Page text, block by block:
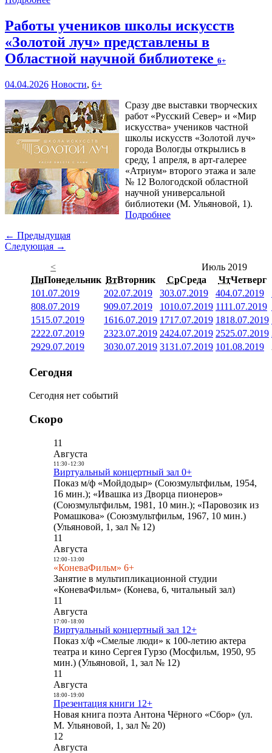
Работы учеников школы искусств
«Золотой луч» представлены в
Областной научной библиотеке 6+
04.04.2026 Новости, 6+
Сразу две выставки творческих
работ «Русский Север» и «Мир
искусства» учеников частной
школы искусств «Золотой луч»
города Вологды открылись в
среду, 1 апреля, в арт-галерее
«Атриум» второго этажа и зале
№ 12 Вологодской областной
научной универсальной
библиотеки (М. Ульяновой, 1).
Подробнее
← Предыдущая
Следующая →
<
Июль 2019
ПнПонедельник ВтВторник СрСреда ЧтЧетверг
101.07.2019 202.07.2019 303.07.2019 404.07.2019
808.07.2019 909.07.2019 1010.07.2019 1111.07.2019
1515.07.2019 1616.07.2019 1717.07.2019 1818.07.2019
2222.07.2019 2323.07.2019 2424.07.2019 2525.07.2019
2929.07.2019 3030.07.2019 3131.07.2019 101.08.2019
Сегодня
Сегодня нет событий
Скоро
11
Августа
11:30- 12:30
Виртуальный концертный зал 0+
Показ м/ф «Мойдодыр» (Союзмультфильм, 1954,
16 мин.); «Ивашка из Дворца пионеров»
(Союзмультфильм, 1981, 10 мин.); «Паровозик из
Ромашкова» (Союзмультфильм, 1967, 10 мин.)
(Ульяновой, 1, зал № 12)
11
Августа
12:00- 13:00
«КоневаФильм» 6+
Занятие в мультипликационной студии
«КоневаФильм» (Конева, 6, читальный зал)
11
Августа
17:00- 18:00
Виртуальный концертный зал 12+
Показ х/ф «Смелые люди» к 100-летию актера
театра и кино Сергея Гурзо (Мосфильм, 1950, 95
мин.) (Ульяновой, 1, зал № 12)
11
Августа
18:00- 19:00
Презентация книги 12+
Новая книга поэта Антона Чёрного «Сбор» (ул.
М. Ульяновой, 1, зал № 20)
12
Августа